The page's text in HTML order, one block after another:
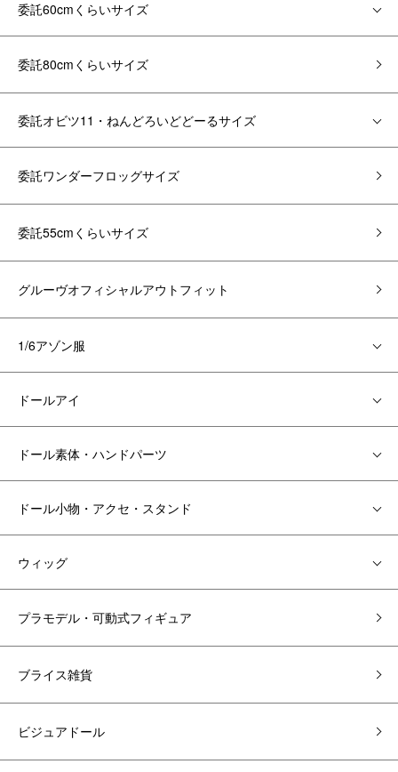
委託60cmくらいサイズ
委託80cmくらいサイズ
委託オビツ11・ねんどろいどどーるサイズ
委託ワンダーフロッグサイズ
委託55cmくらいサイズ
グルーヴオフィシャルアウトフィット
1/6アゾン服
ドールアイ
ドール素体・ハンドパーツ
ドール小物・アクセ・スタンド
ウィッグ
プラモデル・可動式フィギュア
ブライス雑貨
ビジュアドール